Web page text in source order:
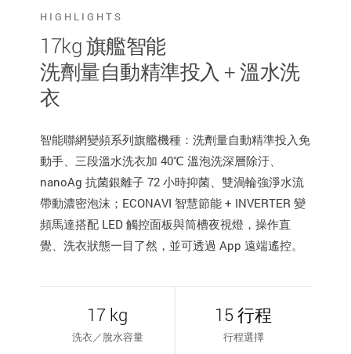
HIGHLIGHTS
17kg 旗艦智能
洗劑量自動精準投入 + 溫水洗
衣
智能聯網變頻系列旗艦機種：洗劑量自動精準投入免
動手、三段溫水洗衣加 40℃ 溫泡洗深層除汙、
nanoAg 抗菌銀離子 72 小時抑菌、雙渦輪強淨水流
帶動濃密泡沫；ECONAVI 智慧節能 + INVERTER 變
頻馬達搭配 LED 觸控面板與筒槽夜視燈，操作直
覺、洗衣狀態一目了然，並可透過 App 遠端遙控。
17 kg
洗衣／脫水容量
15 行程
行程選擇